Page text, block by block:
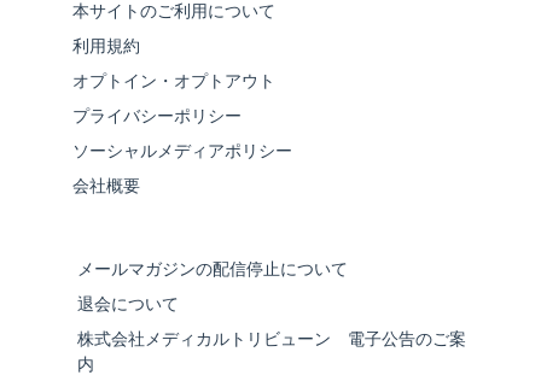
本サイトのご利用について
利用規約
オプトイン・オプトアウト
プライバシーポリシー
ソーシャルメディアポリシー
会社概要
メールマガジンの配信停止について
退会について
株式会社メディカルトリビューン 電子公告のご案
内